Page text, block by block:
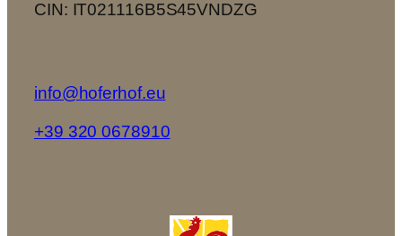
CIN: IT021116B5S45VNDZG
info@hoferhof.eu
+39 320 0678910